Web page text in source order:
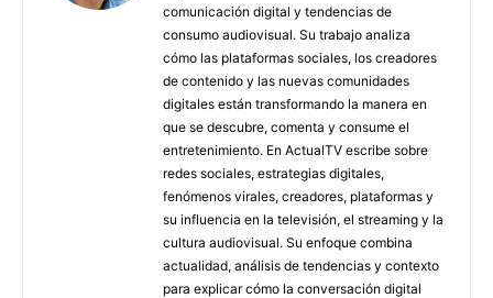
comunicación digital y tendencias de
consumo audiovisual. Su trabajo analiza
cómo las plataformas sociales, los creadores
de contenido y las nuevas comunidades
digitales están transformando la manera en
que se descubre, comenta y consume el
entretenimiento. En ActualTV escribe sobre
redes sociales, estrategias digitales,
fenómenos virales, creadores, plataformas y
su influencia en la televisión, el streaming y la
cultura audiovisual. Su enfoque combina
actualidad, análisis de tendencias y contexto
para explicar cómo la conversación digital